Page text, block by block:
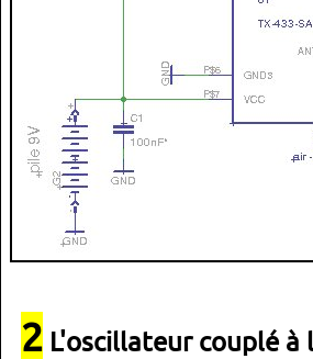
2 L'oscillateur couplé à